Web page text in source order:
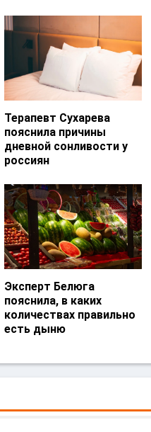
Терапевт Сухарева
пояснила причины
дневной сонливости у
россиян
Эксперт Белюга
пояснила, в каких
количествах правильно
есть дыню